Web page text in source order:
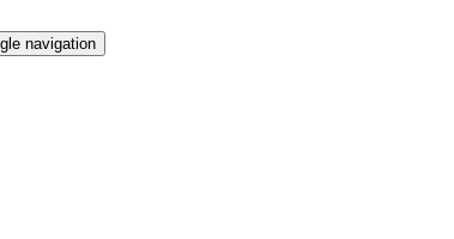
navigation